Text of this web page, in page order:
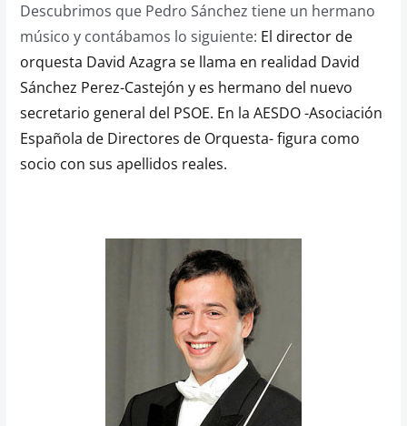
Descubrimos que Pedro Sánchez tiene un hermano
músico y contábamos lo siguiente: El director de
orquesta David Azagra se llama en realidad David
Sánchez Perez-Castejón y es hermano del nuevo
secretario general del PSOE. En la AESDO -Asociación
Española de Directores de Orquesta- figura como
socio con sus apellidos reales.